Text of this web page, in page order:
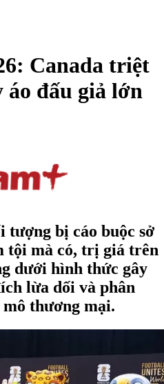
Canada triệt
áo đấu giả lớn
tượng bị cáo buộc sở
tội mà có, trị giá trên
dưới hình thức gây
lừa dối và phân
thương mại.